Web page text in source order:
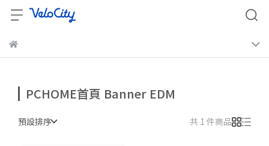
PCHOME首頁 Banner EDM
預設排序 共 1 件商品